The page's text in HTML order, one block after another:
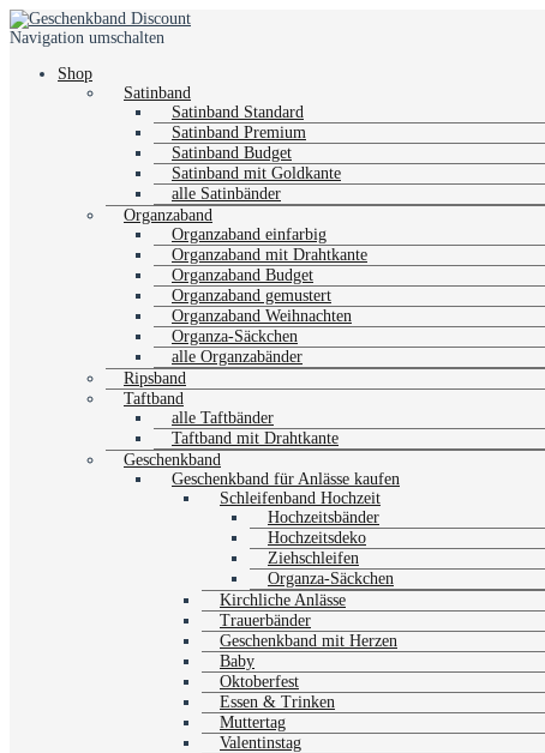
Navigation umschalten
Shop
Satinband
Satinband Standard
Satinband Premium
Satinband Budget
Satinband mit Goldkante
alle Satinbänder
Organzaband
Organzaband einfarbig
Organzaband mit Drahtkante
Organzaband Budget
Organzaband gemustert
Organzaband Weihnachten
Organza-Säckchen
alle Organzabänder
Ripsband
Taftband
alle Taftbänder
Taftband mit Drahtkante
Geschenkband
Geschenkband für Anlässe kaufen
Schleifenband Hochzeit
Hochzeitsbänder
Hochzeitsdeko
Ziehschleifen
Organza-Säckchen
Kirchliche Anlässe
Trauerbänder
Geschenkband mit Herzen
Baby
Oktoberfest
Essen & Trinken
Muttertag
Valentinstag